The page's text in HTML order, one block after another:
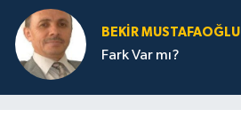
BEKIR MUSTAFAOĞLU
Fark Var mı?